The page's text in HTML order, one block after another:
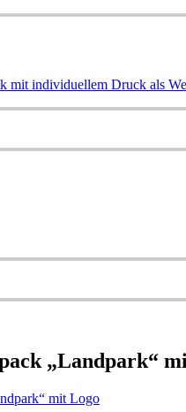
„Landpark“
mit Logo